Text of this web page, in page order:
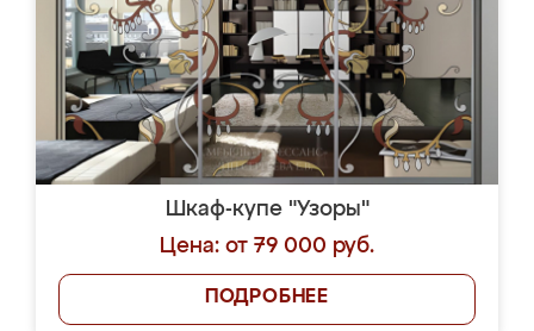
Шкаф-купе "Узоры"
Цена: от 79 000 руб.
ПОДРОБНЕЕ